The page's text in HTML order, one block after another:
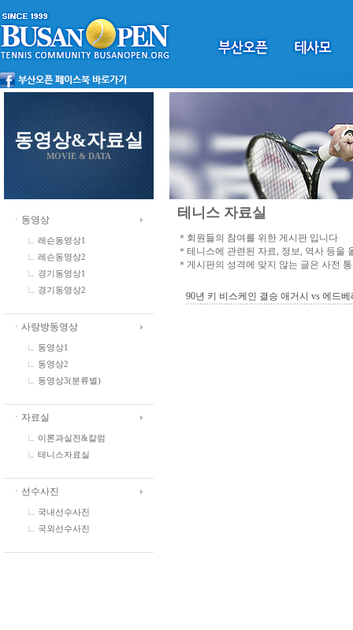
동영상&자료실
MOVIE & DATA
ㆍ동영상
레슨동영상1
레슨동영상2
경기동영상1
경기동영상2
ㆍ사랑방동영상
동영상1
동영상2
동영상3(분류별)
ㆍ자료실
이론과실전&칼럼
테니스자료실
ㆍ선수사진
국내선수사진
국외선수사진
테니스 자료실
＊회원들의 참여를 위한 게시판 입니다
＊테니스에 관련된 자료, 정보, 역사 등을
＊게시판의 성격에 맞지 않는 글은 사전
90년 키 비스케인 결승 애거시 vs 에드베